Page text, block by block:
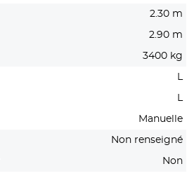
2.30 m
2.90 m
3400 kg
L
L
Manuelle
Non renseigné
Non